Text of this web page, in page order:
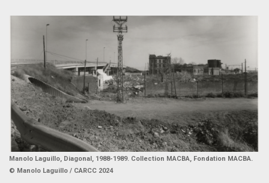
Événements et conférences
Nous joindre
Manolo Laguillo, Diagonal, 1988-1989. Collection MACBA, Fondation MACBA.
© Manolo Laguillo / CARCC 2024